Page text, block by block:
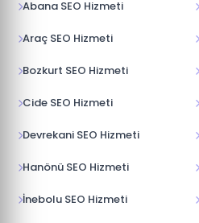
Abana SEO Hizmeti
Araç SEO Hizmeti
Bozkurt SEO Hizmeti
Cide SEO Hizmeti
Devrekani SEO Hizmeti
Hanönü SEO Hizmeti
İnebolu SEO Hizmeti